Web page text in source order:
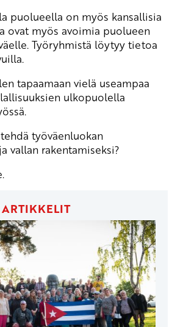
puolueella on myös kansallisia
ovat myös avoimia puolueen
Työryhmistä löytyy tietoa
tapaamaan vielä useampaa
ulkopuolella
työväenluokan
vallan rakentamiseksi?